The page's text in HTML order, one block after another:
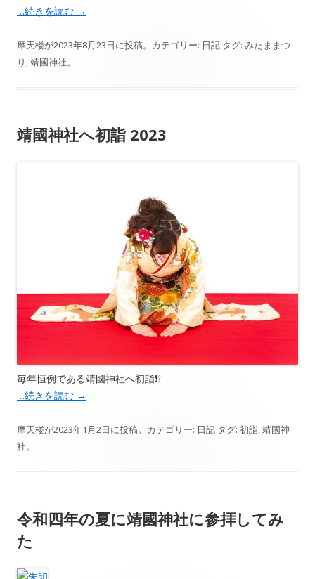
…続きを読む →
摩天楼が2023年8月23日に投稿。カテゴリー: 日記 タグ: みたままつ
り ,靖國神社。
靖國神社へ初詣 2023
毎年恒例である靖國神社へ初詣❗️❕
…続きを読む →
摩天楼が2023年1月2日に投稿。カテゴリー: 日記 タグ: 初詣,靖國神
社。
令和四年の夏に靖國神社に参拝してみ
た